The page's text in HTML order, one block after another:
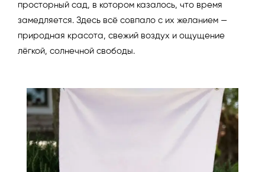
просторный сад, в котором казалось, что время
замедляется. Здесь всё совпало с их желанием —
природная красота, свежий воздух и ощущение
лёгкой, солнечной свободы.